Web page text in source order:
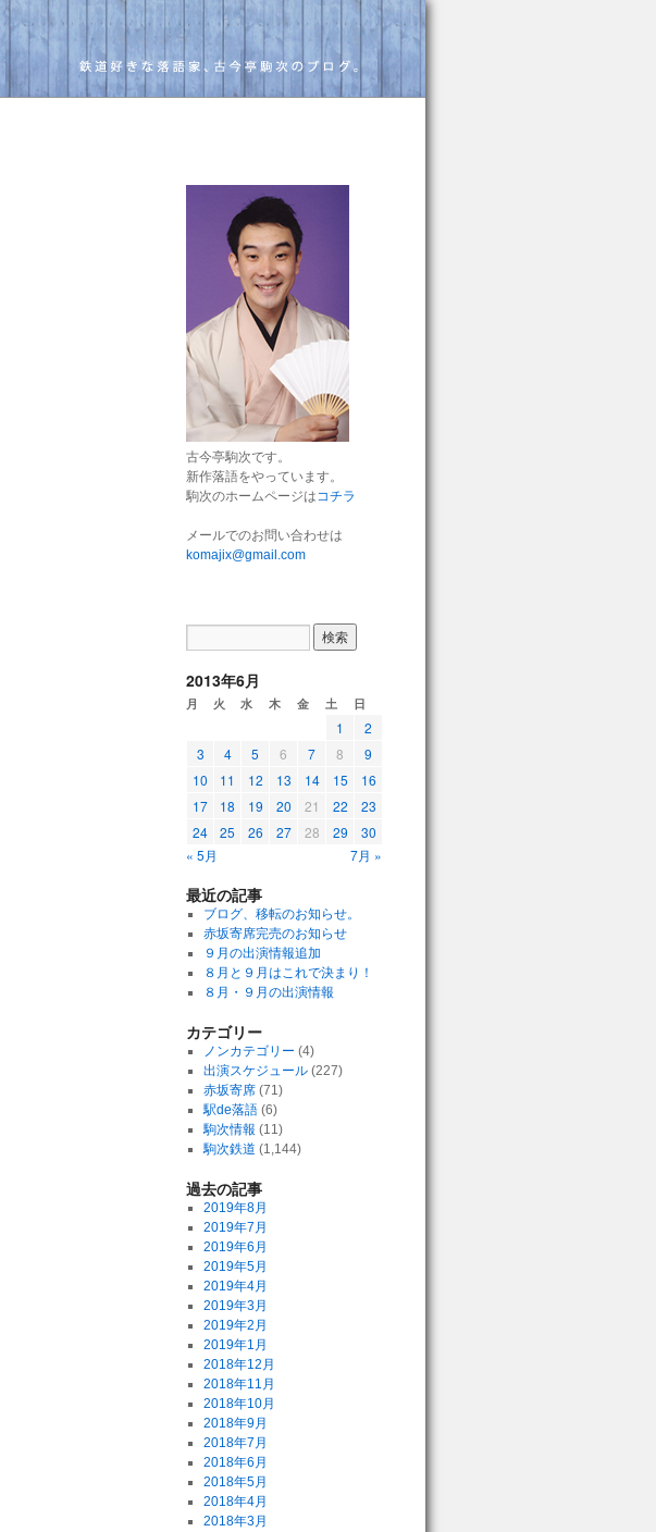
古今亭駒次です。
新作落語をやっています。
駒次のホームページはコチラ
メールでのお問い合わせは
komajix@gmail.com
2013年6月
月 火 水 木 金 土 日
1
2
3
4 5 6 7 8
9
10
11 12 13 14 15
16
17
18 19 20 21 22
23
24
25 26 27 28 29
30
« 5月
7月 »
最近の記事
ブログ、移転のお知らせ。
赤坂寄席完売のお知らせ
９月の出演情報追加
８月と９月はこれで決まり！
８月・９月の出演情報
カテゴリー
ノンカテゴリー (4)
出演スケジュール(227)
赤坂寄席(71)
駅de落語(6)
駒次情報 (11)
駒次鉄道 (1,144)
過去の記事
2019年8月
2019年7月
2019年6月
2019年5月
2019年4月
2019年3月
2019年2月
2019年1月
2018年12月
2018年11月
2018年10月
2018年9月
2018年7月
2018年6月
2018年5月
2018年4月
2018年3月